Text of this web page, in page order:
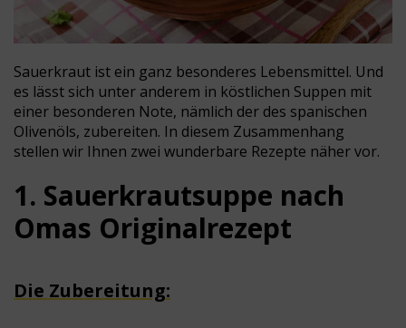
Sauerkraut ist ein ganz besonderes Lebensmittel. Und
es lässt sich unter anderem in köstlichen Suppen mit
einer besonderen Note, nämlich der des spanischen
Olivenöls, zubereiten. In diesem Zusammenhang
stellen wir Ihnen zwei wunderbare Rezepte näher vor.
1. Sauerkrautsuppe nach
Omas Originalrezept
Die Zubereitung: